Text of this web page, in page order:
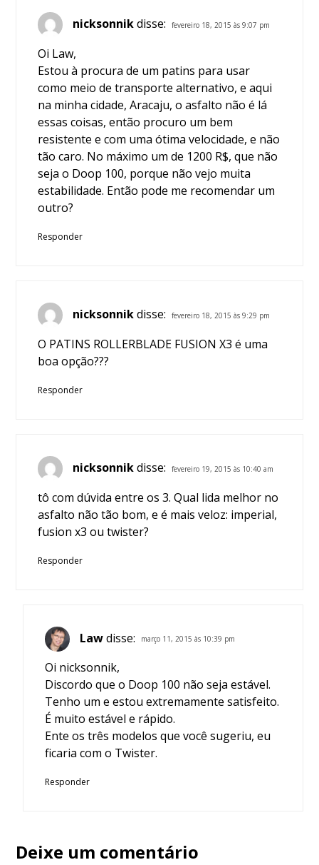
nicksonnik disse: fevereiro 18, 2015 às 9:07 pm
Oi Law,
Estou à procura de um patins para usar
como meio de transporte alternativo, e aqui
na minha cidade, Aracaju, o asfalto não é lá
essas coisas, então procuro um bem
resistente e com uma ótima velocidade, e não
tão caro. No máximo um de 1200 R$, que não
seja o Doop 100, porque não vejo muita
estabilidade. Então pode me recomendar um
outro?
Responder
nicksonnik disse: fevereiro 18, 2015 às 9:29 pm
O PATINS ROLLERBLADE FUSION X3 é uma
boa opção???
Responder
nicksonnik disse: fevereiro 19, 2015 às 10:40 am
tô com dúvida entre os 3. Qual lida melhor no
asfalto não tão bom, e é mais veloz: imperial,
fusion x3 ou twister?
Responder
Law disse: março 11, 2015 às 10:39 pm
Oi nicksonnik,
Discordo que o Doop 100 não seja estável.
Tenho um e estou extremamente satisfeito.
É muito estável e rápido.
Ente os três modelos que você sugeriu, eu
ficaria com o Twister.
Responder
Deixe um comentário